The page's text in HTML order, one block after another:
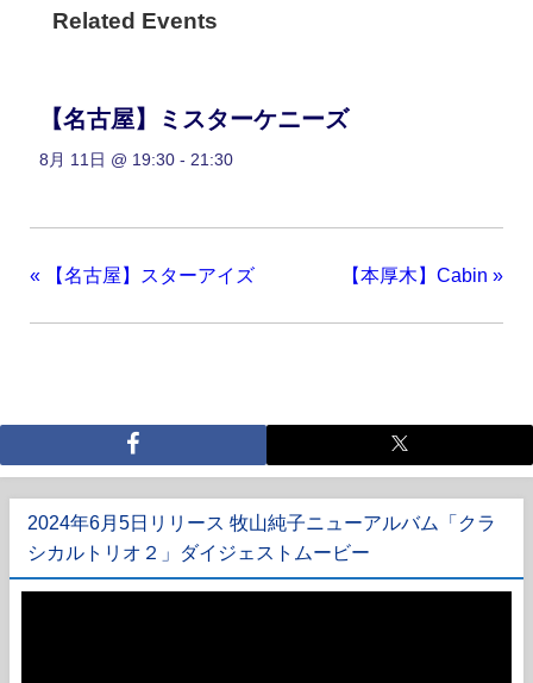
Related Events
【名古屋】ミスターケニーズ
8月 11日 @ 19:30 - 21:30
« 【名古屋】スターアイズ 【本厚木】Cabin »
2024年6月5日リリース 牧山純子ニューアルバム「クラ
シカルトリオ２」ダイジェストムービー